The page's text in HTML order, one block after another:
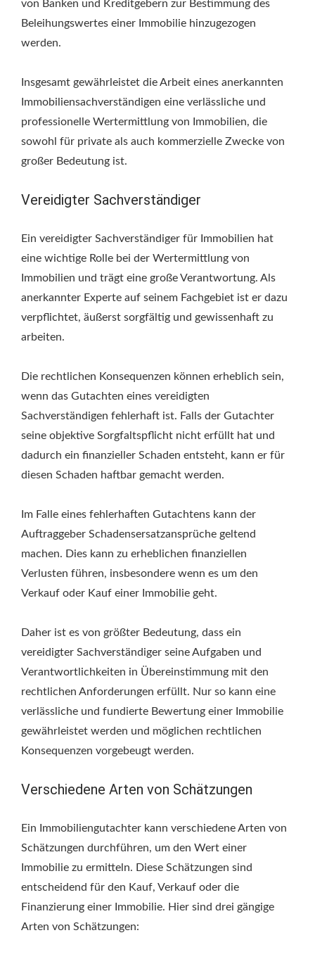
von Banken und Kreditgebern zur Bestimmung des
Beleihungswertes einer Immobilie hinzugezogen
werden.
Insgesamt gewährleistet die Arbeit eines anerkannten
Immobiliensachverständigen eine verlässliche und
professionelle Wertermittlung von Immobilien, die
sowohl für private als auch kommerzielle Zwecke von
großer Bedeutung ist.
Vereidigter Sachverständiger
Ein vereidigter Sachverständiger für Immobilien hat
eine wichtige Rolle bei der Wertermittlung von
Immobilien und trägt eine große Verantwortung. Als
anerkannter Experte auf seinem Fachgebiet ist er dazu
verpflichtet, äußerst sorgfältig und gewissenhaft zu
arbeiten.
Die rechtlichen Konsequenzen können erheblich sein,
wenn das Gutachten eines vereidigten
Sachverständigen fehlerhaft ist. Falls der Gutachter
seine objektive Sorgfaltspflicht nicht erfüllt hat und
dadurch ein finanzieller Schaden entsteht, kann er für
diesen Schaden haftbar gemacht werden.
Im Falle eines fehlerhaften Gutachtens kann der
Auftraggeber Schadensersatzansprüche geltend
machen. Dies kann zu erheblichen finanziellen
Verlusten führen, insbesondere wenn es um den
Verkauf oder Kauf einer Immobilie geht.
Daher ist es von größter Bedeutung, dass ein
vereidigter Sachverständiger seine Aufgaben und
Verantwortlichkeiten in Übereinstimmung mit den
rechtlichen Anforderungen erfüllt. Nur so kann eine
verlässliche und fundierte Bewertung einer Immobilie
gewährleistet werden und möglichen rechtlichen
Konsequenzen vorgebeugt werden.
Verschiedene Arten von Schätzungen
Ein Immobiliengutachter kann verschiedene Arten von
Schätzungen durchführen, um den Wert einer
Immobilie zu ermitteln. Diese Schätzungen sind
entscheidend für den Kauf, Verkauf oder die
Finanzierung einer Immobilie. Hier sind drei gängige
Arten von Schätzungen: